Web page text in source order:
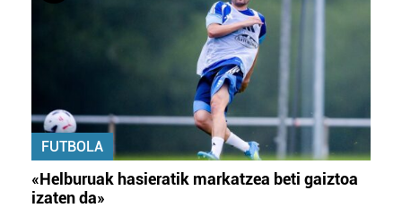
FUTBOLA
«Helburuak hasieratik markatzea beti gaiztoa
izaten da»